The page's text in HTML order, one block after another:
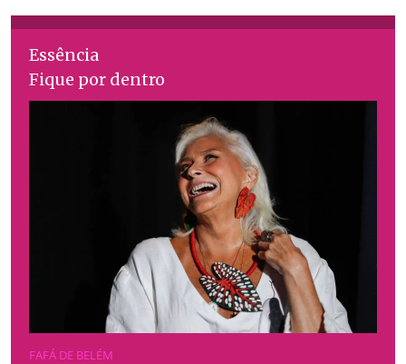
Essência
Fique por dentro
FAFÁ DE BELÉM